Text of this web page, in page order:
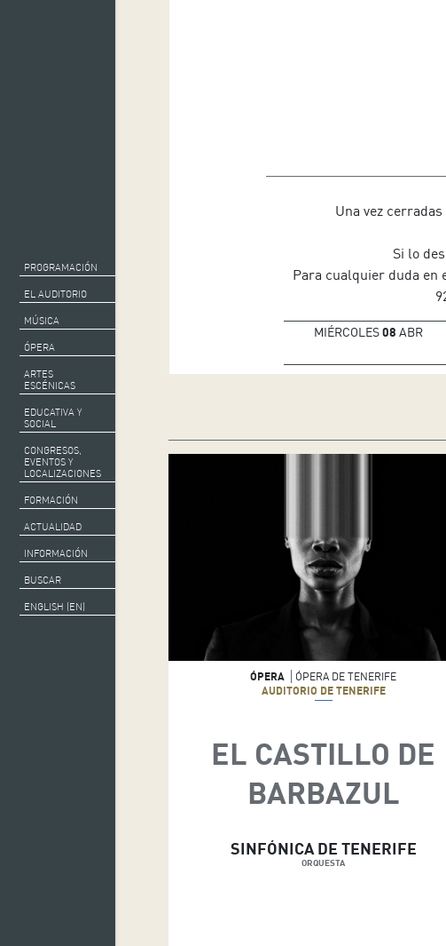
PROGRAMACIÓN
EL AUDITORIO
MÚSICA
ÓPERA
ARTES
ESCÉNICAS
EDUCATIVA Y
SOCIAL
CONGRESOS,
EVENTOS Y
LOCALIZACIONES
FORMACIÓN
ACTUALIDAD
INFORMACIÓN
BUSCAR
ENGLISH (EN)
Una vez
Si lo
Para cualquier duda en
MIÉRCOLES08 ABR
ÓPERA
ÓPERA DE TENERIFE
AUDITORIO DE TENERIFE
EL CASTILLO DE
BARBAZUL
SINFÓNICA DE TENERIFE
ORQUESTA